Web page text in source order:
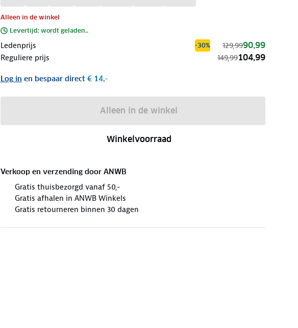
Alleen in de winkel
Levertijd: wordt geladen..
Ledenprijs -30% 129,9990,99
Reguliere prijs 149,99104,99
Log in en bespaar direct€ 14,-
Alleen in de winkel
Winkelvoorraad
Verkoop en verzending door ANWB
Gratis thuisbezorgd vanaf 50,-
Gratis afhalen in ANWB Winkels
Gratis retourneren binnen 30 dagen